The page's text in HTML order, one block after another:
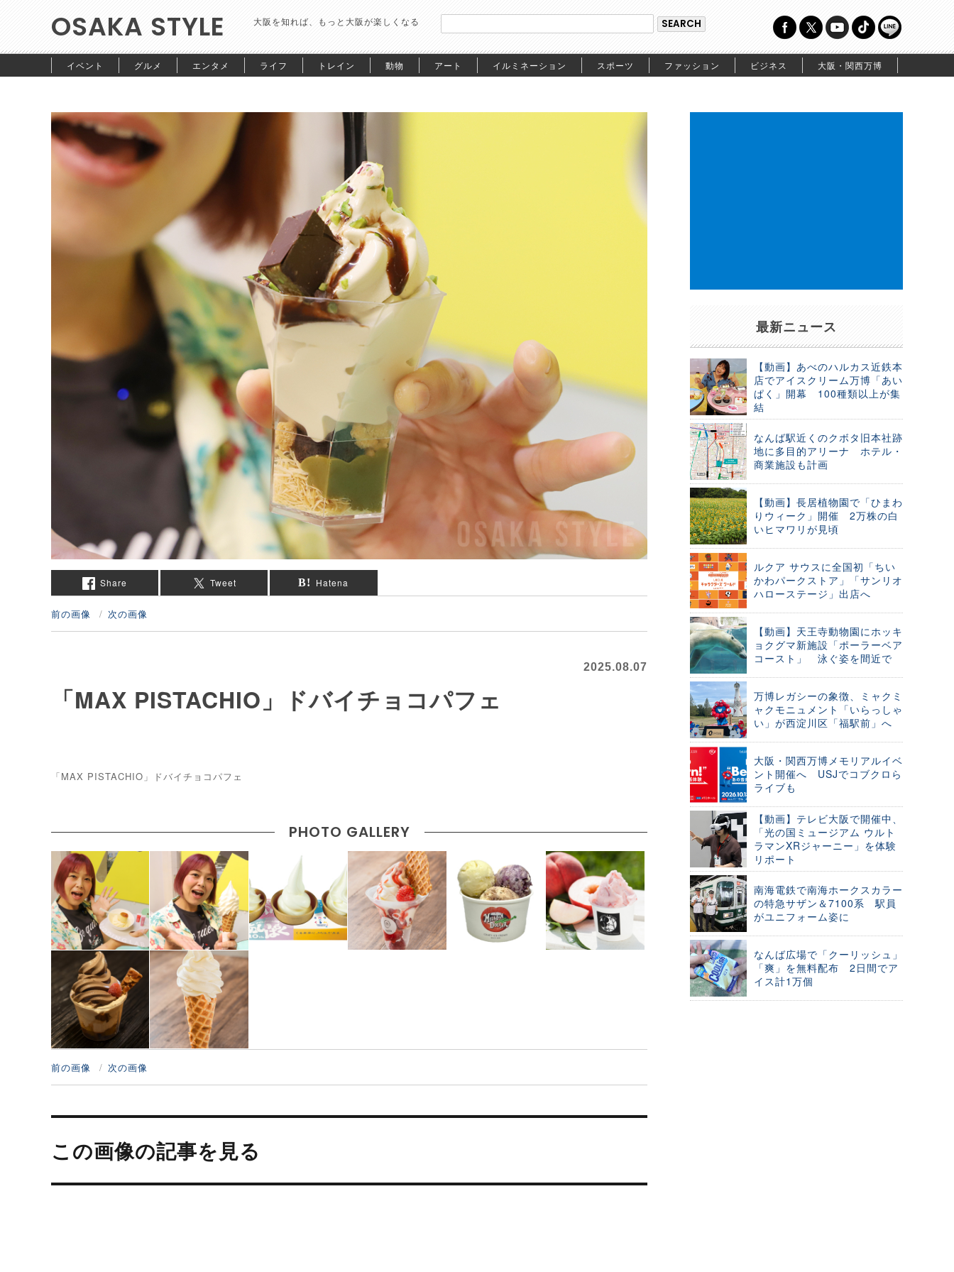
OSAKA STYLE 大阪を知れば、もっと大阪が楽しくなる
イベント グルメ エンタメ ライフ トレイン 動物 アート イルミネーション スポーツ ファッション ビジネス 大阪・関西万博
Share Tweet Hatena
前の画像 次の画像
2025.08.07
「MAX PISTACHIO」ドバイチョコパフェ
「MAX PISTACHIO」ドバイチョコパフェ
PHOTO GALLERY
前の画像 次の画像
投
ナ
ビ
ー
この画像の記事を見る
最新ニュース
【動画】あべのハルカス近鉄本
店でアイスクリーム万博「あい
ぱく」開幕 100種類以上が集
結
なんば駅近くのクボタ旧本社跡
地に多目的アリーナ ホテル・
商業施設も計画
【動画】長居植物園で「ひまわ
りウィーク」開催 2万株の白
いヒマワリが見頃
ルクア サウスに全国初「ちい
かわパークストア」「サンリオ
ハローステージ」出店へ
【動画】天王寺動物園にホッキ
ョクグマ新施設「ポーラーベア
コースト」 泳ぐ姿を間近で
万博レガシーの象徴、ミャクミ
ャクモニュメント「いらっしゃ
い」が西淀川区「福駅前」へ
大阪・関西万博メモリアルイベ
ント開催へ USJでコブクロら
ライブも
【動画】テレビ大阪で開催中、
「光の国ミュージアム ウルト
ラマンXRジャーニー」を体験
リポート
南海電鉄で南海ホークスカラー
の特急サザン＆7100系 駅員
がユニフォーム姿に
なんば広場で「クーリッシュ」
「爽」を無料配布 2日間でア
イス計1万個